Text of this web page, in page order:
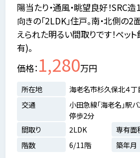
陽当たり・通風・眺望良好！SRC
向きの「2LDK」住戸。南・北側の
えられた明るい間取りです！ペッ
有)。
価格 1,280万円
所在地
海老名市杉久保北４丁
交通
小田急線「海老名」駅
停歩2分
間取り
2LDK 専有面
階数
6/11階 築年月